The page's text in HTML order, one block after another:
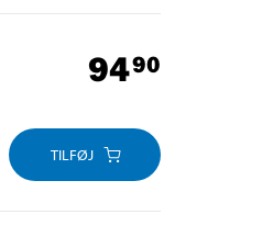
9490
TILFØJ